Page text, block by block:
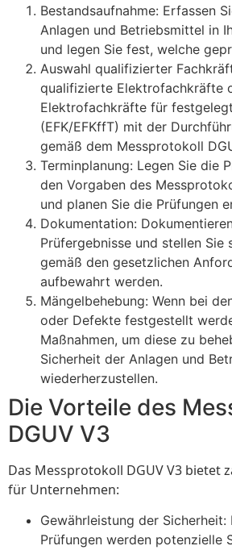
Bestandsaufnahme: Erfassen
Anlagen und Betriebsmittel in
und legen Sie fest, welche
Auswahl qualifizierter
qualifizierte Elektrofachkräfte
Elektrofachkräfte für
(EFK/EFKffT) mit der
gemäß dem Messprotokoll
Terminplanung: Legen Sie die
den Vorgaben des
und planen Sie die Prüfungen
Dokumentation:
Prüfergebnisse und stellen Sie
gemäß den gesetzlichen
aufbewahrt werden.
Mängelbehebung: Wenn bei
oder Defekte festgestellt
Maßnahmen, um diese zu
Sicherheit der Anlagen und
wiederherzustellen.
Die Vorteile des
DGUV V3
Das Messprotokoll DGUV V3 bietet
für Unternehmen:
Gewährleistung der
Prüfungen werden potenzielle